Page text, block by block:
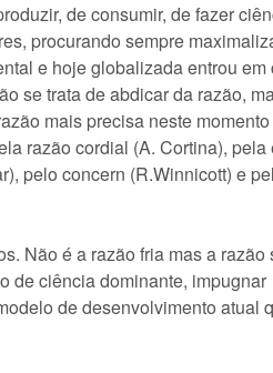
de consumir, de fazer
procurando sempre
e hoje globalizada entrou em
se trata de abdicar da razão,
mais precisa neste
razão cordial (A. Cortina), pela
pelo concern (R.Winnicott) e
Não é a razão fria mas a razão
de ciência dominante, impugnar
de desenvolvimento atual